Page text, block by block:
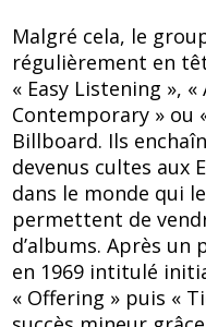
Malgré cela, le
régulièrement en
« Easy Listening », «
Contemporary » ou
Billboard. Ils
devenus cultes aux
dans le monde qui
permettent de
d’albums. Après un
en 1969 intitulé
« Offering » puis «